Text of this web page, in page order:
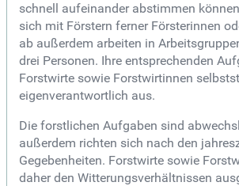
schnell aufeinander abstimmen
sich mit Förstern ferner Försterinnen
ab außerdem arbeiten in
drei Personen. Ihre entsprechenden
Forstwirte sowie Forstwirtinnen
eigenverantwortlich aus.
Die forstlichen Aufgaben sind
außerdem richten sich nach den
Gegebenheiten. Forstwirte sowie
daher den Witterungsverhältnissen